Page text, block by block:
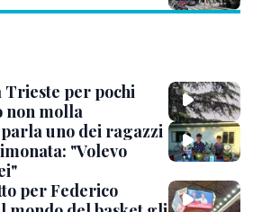
per pochi
non molla
uno dei ragazzi
"Volevo
per Federico